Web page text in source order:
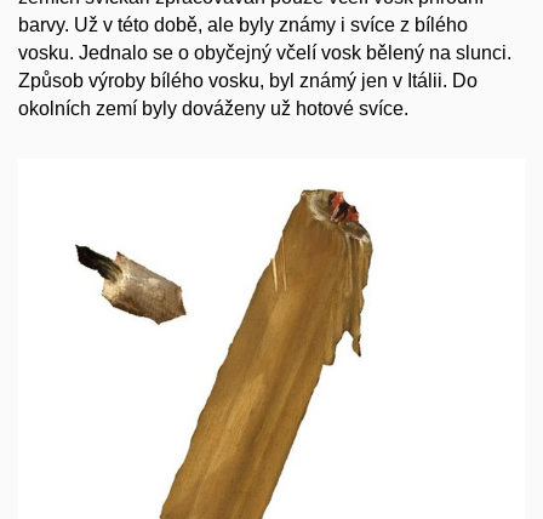
barvy. Už v této době, ale byly známy i svíce z bílého
vosku. Jednalo se o obyčejný včelí vosk bělený na slunci.
Způsob výroby bílého vosku, byl známý jen v Itálii. Do
okolních zemí byly dováženy už hotové svíce.